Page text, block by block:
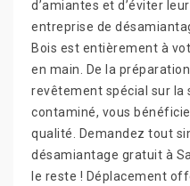
d’amiantes et d’éviter
entreprise de
Bois est entièrement à
en main. De la
revêtement spécial sur
contaminé, vous
qualité. Demandez tout
désamiantage gratuit à
le reste ! Déplacement